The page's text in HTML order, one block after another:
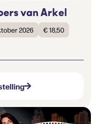
van Arkel
2026
€ 18,50